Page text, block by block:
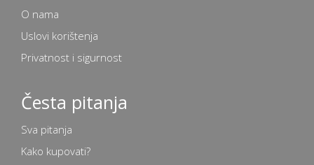
O nama
Uslovi korištenja
Privatnost i sigurnost
Česta pitanja
Sva pitanja
Kako kupovati?